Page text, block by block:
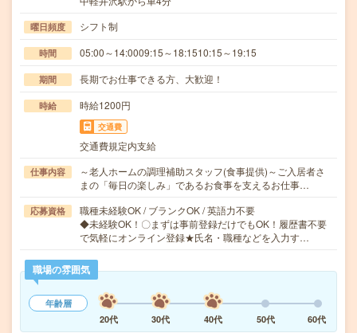
曜日頻度 シフト制
時間 05:00～14:0009:15～18:1510:15～19:15
期間 長期でお仕事できる方、大歓迎！
時給 時給1200円
交通費
交通費規定内支給
仕事内容
～老人ホームの調理補助スタッフ(食事提供)～ご入居者さ
まの「毎日の楽しみ」であるお食事を支えるお仕事…
応募資格
職種未経験OK / ブランクOK / 英語力不要
◆未経験OK！〇まずは事前登録だけでもOK！履歴書不要
で気軽にオンライン登録★氏名・職種などを入力す…
職場の雰囲気
年齢層
20代
30代 40代 50代 60代